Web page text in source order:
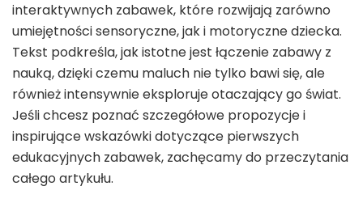
interaktywnych zabawek, które rozwijają zarówno
umiejętności sensoryczne, jak i motoryczne dziecka.
Tekst podkreśla, jak istotne jest łączenie zabawy z
nauką, dzięki czemu maluch nie tylko bawi się, ale
również intensywnie eksploruje otaczający go świat.
Jeśli chcesz poznać szczegółowe propozycje i
inspirujące wskazówki dotyczące pierwszych
edukacyjnych zabawek, zachęcamy do przeczytania
całego artykułu.